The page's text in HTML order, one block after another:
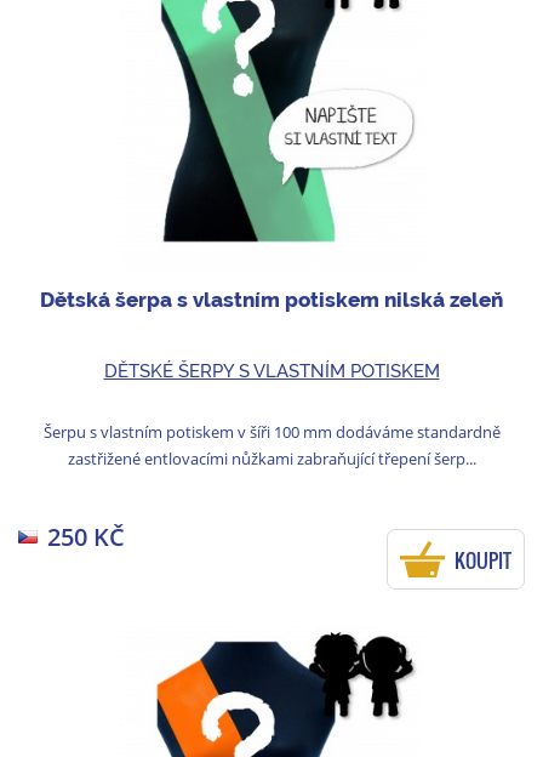
Dětská šerpa s vlastním potiskem nilská zeleň
DĚTSKÉ ŠERPY S VLASTNÍM POTISKEM
Šerpu s vlastním potiskem v šíři 100 mm dodáváme standardně
zastřižené entlovacími nůžkami zabraňující třepení šerp...
250 KČ
KOUPIT